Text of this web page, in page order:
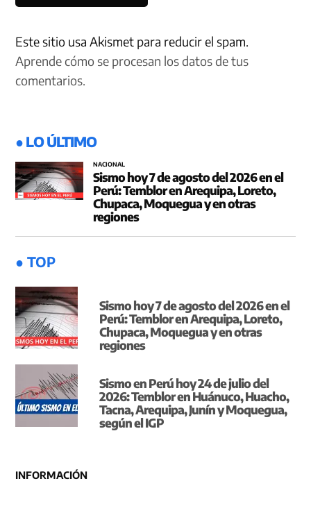
Este sitio usa Akismet para reducir el spam.
Aprende cómo se procesan los datos de tus
comentarios.
● LO ÚLTIMO
NACIONAL
Sismo hoy 7 de agosto del 2026 en el
Perú: Temblor en Arequipa, Loreto,
Chupaca, Moquegua y en otras
regiones
● TOP
Sismo hoy 7 de agosto del 2026 en el
Perú: Temblor en Arequipa, Loreto,
Chupaca, Moquegua y en otras
regiones
Sismo en Perú hoy 24 de julio del
2026: Temblor en Huánuco, Huacho,
Tacna, Arequipa, Junín y Moquegua,
según el IGP
INFORMACIÓN